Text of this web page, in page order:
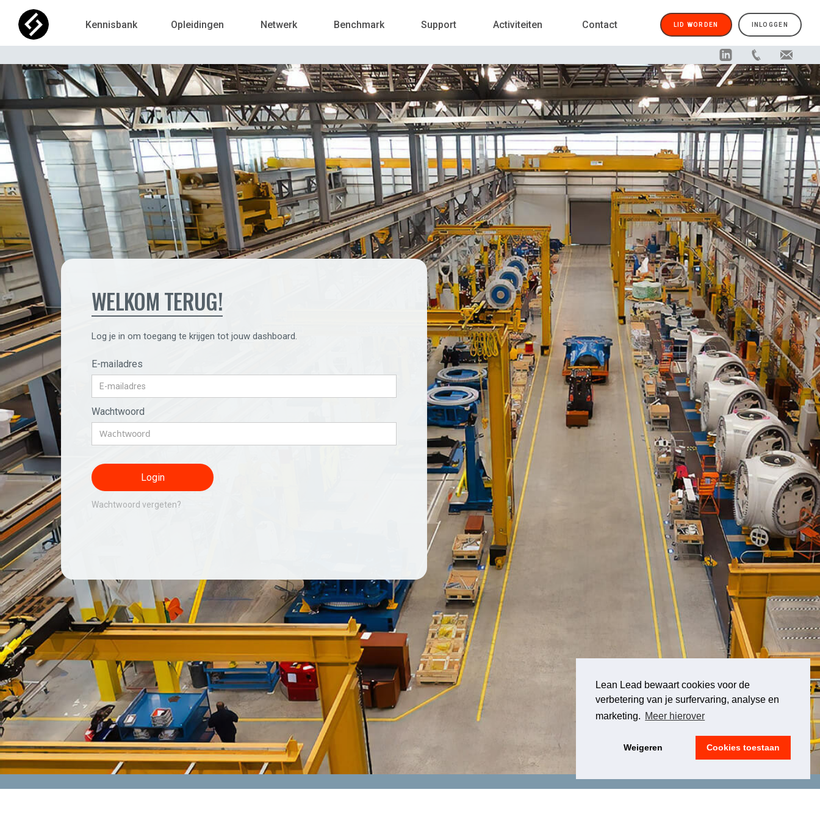
Lean Lead bewaart cookies voor de
verbetering van je surfervaring, analyse en
marketing. Meer hierover
Weigeren Cookies toestaan
LID WORDEN INLOGGEN
Kennisbank Opleidingen Netwerk Benchmark Support Activiteiten Contact
WELKOM TERUG!
Log je in om toegang te krijgen tot jouw dashboard.
E-mailadres
Wachtwoord
Wachtwoord vergeten?